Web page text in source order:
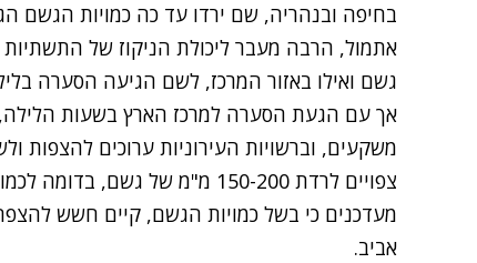
גשם ואילו באזור המרכז, לשם הגיעה הסערה בלילה,
אך עם הגעת הסערה למרכז הארץ בשעות
משקעים, וברשויות העירוניות ערוכים להצפות
צפויים לרדת 150-200 מ"מ של
מעדכנים כי בשל כמויות הגשם, קיים חשש
אביב.